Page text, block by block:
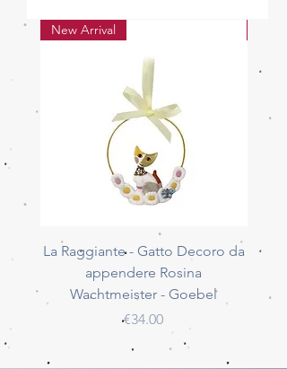
New Arrival
La Raggiante - Gatto Decoro da
appendere Rosina
Wachtmeister - Goebel
Price
€34.00